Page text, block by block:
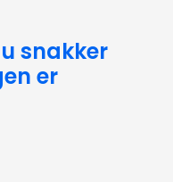
snakker
er